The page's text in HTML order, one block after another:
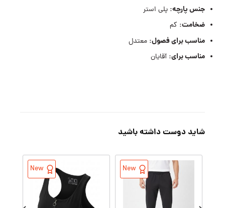
جنس پارچه: پلی استر
ضخامت: کم
مناسب برای فصول: معتدل
مناسب برای: آقایان
شاید دوست داشته باشید
New
New